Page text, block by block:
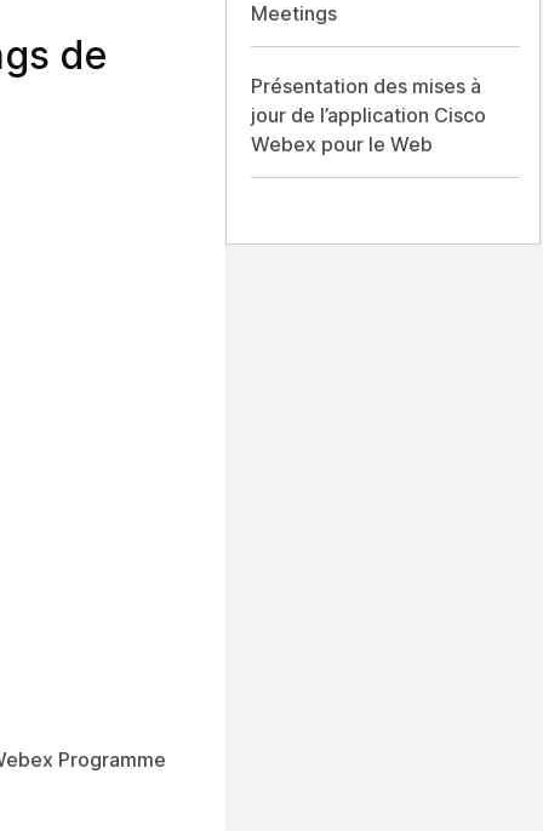
de
Programme
Meetings
Présentation des mises à
jour de l’application Cisco
Webex pour le Web